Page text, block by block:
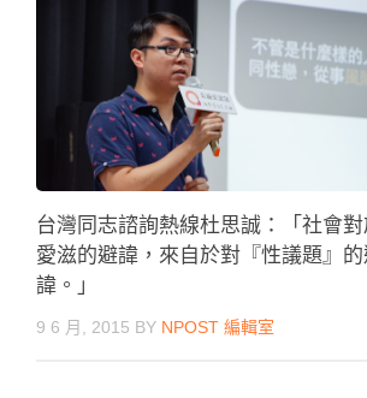
台灣同志諮詢熱線杜思誠：「社會
愛滋的避諱，來自於對『性議題』
諱。」
9 6 月, 2015 BY NPOST 編輯室